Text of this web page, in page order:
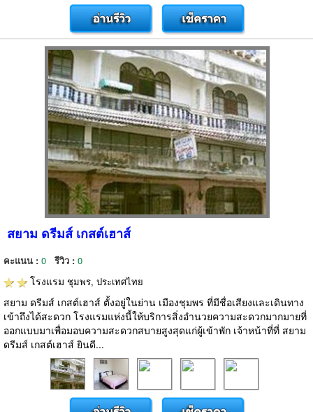
สยาม ดรีมส์ เกสต์เฮาส์
คะแนน : 0 รีวิว : 0
โรงแรม ชุมพร, ประเทศไทย
สยาม ดรีมส์ เกสต์เฮาส์ ตั้งอยู่ในย่าน เมืองชุมพร ที่มีชื่อเสียงและเดินทาง
เข้าถึงได้สะดวก โรงแรมแห่งนี้ให้บริการสิ่งอำนวยความสะดวกมากมายที่
ออกแบบมาเพื่อมอบความสะดวกสบายสูงสุดแก่ผู้เข้าพัก เจ้าหน้าที่ที่ สยาม
ดรีมส์ เกสต์เฮาส์ ยินดี...